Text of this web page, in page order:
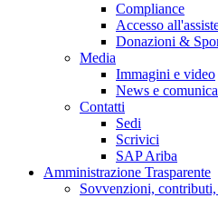
Compliance
Accesso
Donazioni &
Media
Immagini e video
News e
Contatti
Sedi
Scrivici
SAP Ariba
Amministrazione Trasparente
Sovvenzioni,